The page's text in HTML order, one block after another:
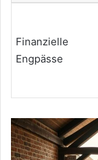
Finanzielle
Engpässe